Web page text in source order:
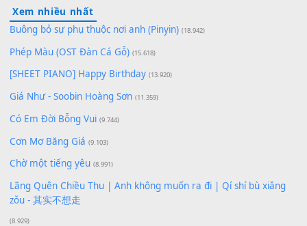
Lượt xem: 156
Để lại một bình luận
Bạn phảiđăng nhập để gửi bình luận.
Xem nhiều nhất
Buông bỏ sự phụ thuộc nơi anh (Pinyin)
Phép Màu (OST Đàn Cá Gỗ) (15.618)
[SHEET PIANO] Happy Birthday